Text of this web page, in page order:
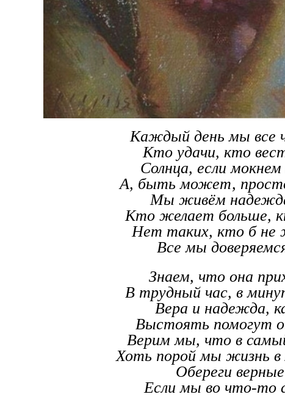
Каждый день мы все
Кто удачи, кто
Солнца, если
А, быть может,
Мы живём
Кто желает больше,
Нет таких, кто б не
Все мы
Знаем, что она
В трудный час, в
Вера и надежда,
Выстоять помогут
Верим мы, что в
Хоть порой мы жизнь
Обереги
Если мы во что-то